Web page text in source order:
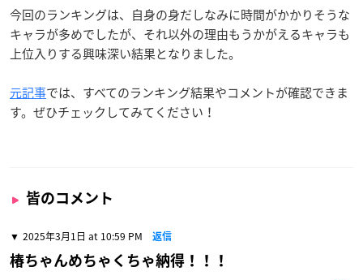
今回のランキングは、自身の身だしなみに時間がかかりそうな
キャラが多めでしたが、それ以外の理由もうかがえるキャラも
上位入りする興味深い結果となりました。
元記事では、すべてのランキング結果やコメントが確認できま
す。ぜひチェックしてみてください！
皆のコメント
2025年3月1日 at 10:59 PM 返信
椿ちゃんめちゃくちゃ納得！！！